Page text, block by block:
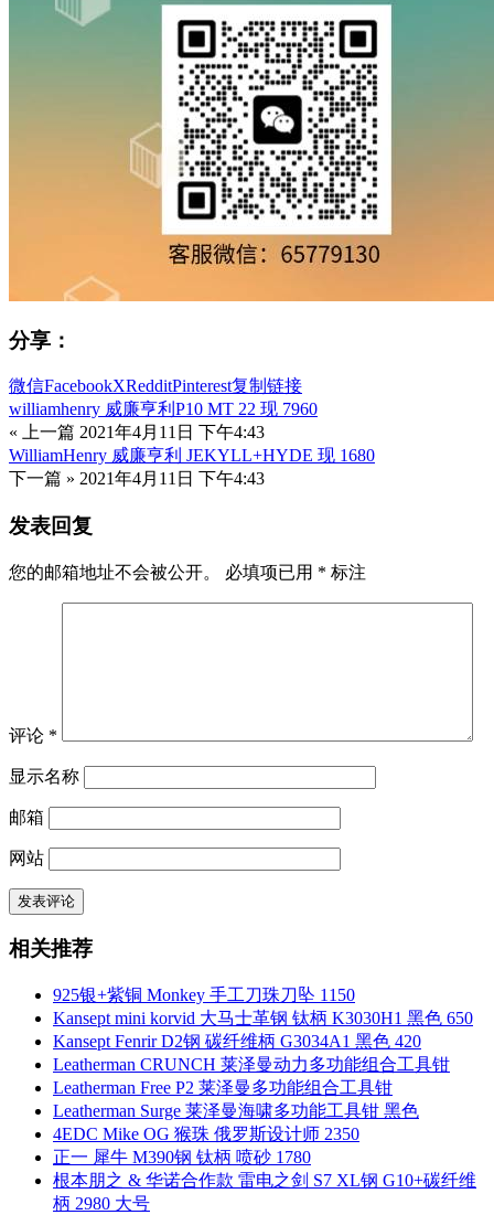
分享：
微信FacebookXRedditPinterest复制链接
williamhenry 威廉亨利P10 MT 22 现 7960
« 上一篇 2021年4月11日 下午4:43
WilliamHenry 威廉亨利 JEKYLL+HYDE 现 1680
下一篇 » 2021年4月11日 下午4:43
发表回复
您的邮箱地址不会被公开。 必填项已用 * 标注
评论 *
显示名称
邮箱
网站
相关推荐
925银+紫铜 Monkey 手工刀珠刀坠 1150
Kansept mini korvid 大马士革钢 钛柄 K3030H1 黑色 650
Kansept Fenrir D2钢 碳纤维柄 G3034A1 黑色 420
Leatherman CRUNCH 莱泽曼动力多功能组合工具钳
Leatherman Free P2 莱泽曼多功能组合工具钳
Leatherman Surge 莱泽曼海啸多功能工具钳 黑色
4EDC Mike OG 猴珠 俄罗斯设计师 2350
正一 犀牛 M390钢 钛柄 喷砂 1780
根本朋之 & 华诺合作款 雷电之剑 S7 XL钢 G10+碳纤维
柄 2980 大号